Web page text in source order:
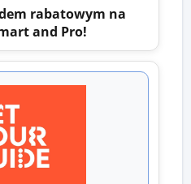
rabatowym na
and Pro!